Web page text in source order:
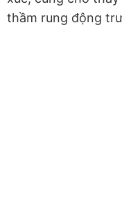
thầm rung động